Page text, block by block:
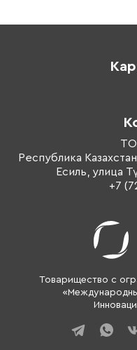
Товарищество с
О
Республика
Есиль, улица
+7